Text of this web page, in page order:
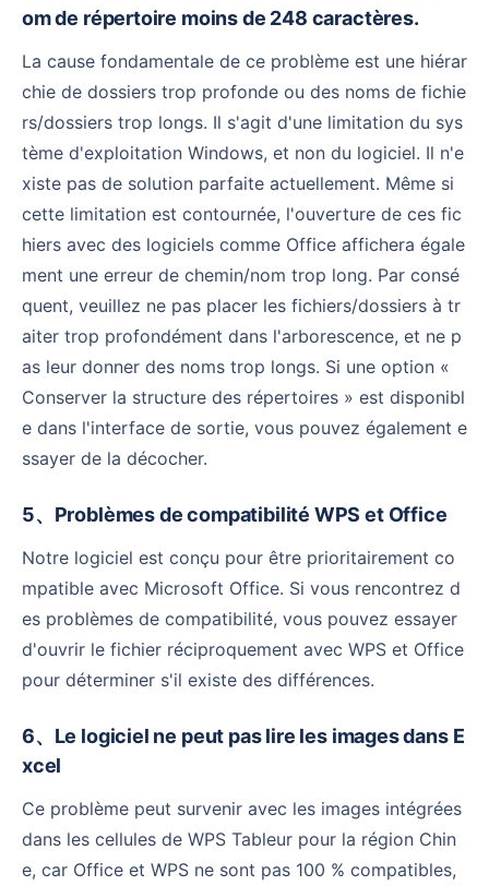
om de répertoire moins de 248 caractères.
La cause fondamentale de ce problème est une hiérar
chie de dossiers trop profonde ou des noms de fichie
rs/dossiers trop longs. Il s'agit d'une limitation du sys
tème d'exploitation Windows, et non du logiciel. Il n'e
xiste pas de solution parfaite actuellement. Même si
cette limitation est contournée, l'ouverture de ces fic
hiers avec des logiciels comme Office affichera égale
ment une erreur de chemin/nom trop long. Par consé
quent, veuillez ne pas placer les fichiers/dossiers à tr
aiter trop profondément dans l'arborescence, et ne p
as leur donner des noms trop longs. Si une option «
Conserver la structure des répertoires » est disponibl
e dans l'interface de sortie, vous pouvez également e
ssayer de la décocher.
5、Problèmes de compatibilité WPS et Office
Notre logiciel est conçu pour être prioritairement co
mpatible avec Microsoft Office. Si vous rencontrez d
es problèmes de compatibilité, vous pouvez essayer
d'ouvrir le fichier réciproquement avec WPS et Office
pour déterminer s'il existe des différences.
6、Le logiciel ne peut pas lire les images dans E
xcel
Ce problème peut survenir avec les images intégrées
dans les cellules de WPS Tableur pour la région Chin
e, car Office et WPS ne sont pas 100 % compatibles,